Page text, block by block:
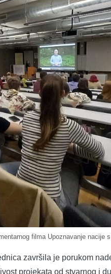
filma Upoznavanje nacije
završila je porukom
projekata od stvarnog i